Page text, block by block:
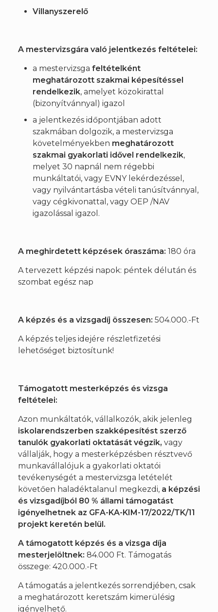
Villanyszerelő
A mestervizsgára való jelentkezés feltételei:
a mestervizsga feltételként
meghatározott szakmai képesítéssel
rendelkezik, amelyet közokirattal
(bizonyítvánnyal) igazol
a jelentkezés időpontjában adott
szakmában dolgozik, a mestervizsga
követelményekben meghatározott
szakmai gyakorlati idővel rendelkezik,
melyet 30 napnál nem régebbi
munkáltatói, vagy EVNY lekérdezéssel,
vagy nyilvántartásba vételi tanúsítvánnyal,
vagy cégkivonattal, vagy OEP /NAV
igazolással igazol.
A meghirdetett képzések óraszáma: 180 óra
A tervezett képzési napok: péntek délután és
szombat egész nap
A képzés és a vizsgadíj összesen: 504.000.-Ft
A képzés teljes idejére részletfizetési
lehetőséget biztosítunk!
Támogatott mesterképzés és vizsga
feltételei:
Azon munkáltatók, vállalkozók, akik jelenleg
iskolarendszerben szakképesítést szerző
tanulók gyakorlati oktatását végzik, vagy
vállalják, hogy a mesterképzésben résztvevő
munkavállalójuk a gyakorlati oktatói
tevékenységét a mestervizsga letételét
követően haladéktalanul megkezdi, a képzési
és vizsgadíjból 80 % állami támogatást
igényelhetnek az GFA-KA-KIM-17/2022/TK/11
projekt keretén belül.
A támogatott képzés és a vizsga díja
mesterjelöltnek: 84.000 Ft. Támogatás
összege: 420.000.-Ft
A támogatás a jelentkezés sorrendjében, csak
a meghatározott keretszám kimerülésig
igényelhető.